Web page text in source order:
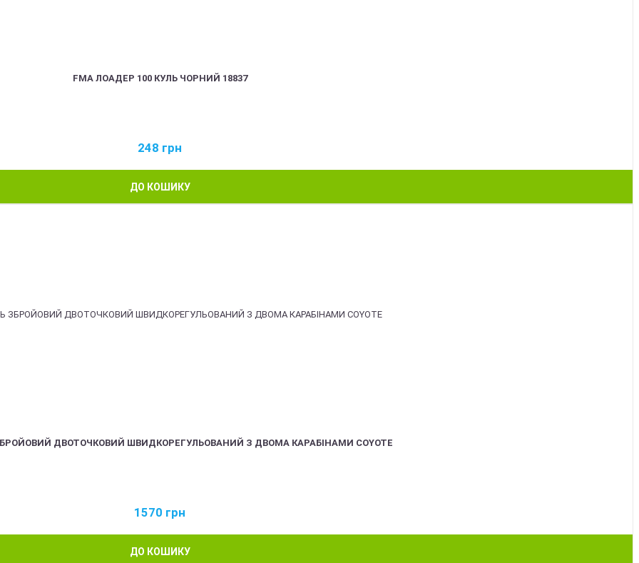
FMA ЛОАДЕР 100 КУЛЬ ЧОРНИЙ 18837
248 грн
ДО КОШИКУ
ДВОТОЧКОВИЙ ШВИДКОРЕГУЛЬОВАНИЙ З ДВОМА КАРАБІНАМИ COYOTE
1570 грн
ДО КОШИКУ